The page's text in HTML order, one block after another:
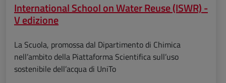
International School on Water Reuse (ISWR) -
V edizione
La Scuola, promossa dal Dipartimento di Chimica
nell’ambito della Piattaforma Scientifica sull’uso
sostenibile dell’acqua di UniTo